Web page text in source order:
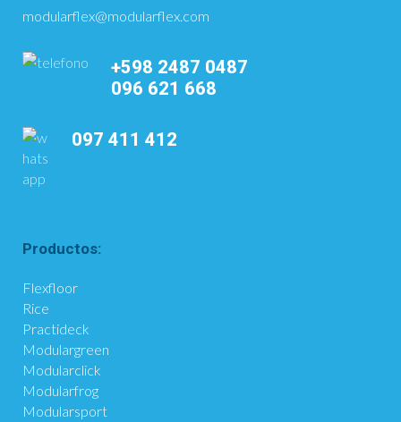
modularflex@modularflex.com
+598 2487 0487
096 621 668
097 411 412
Productos:
Flexfloor
Rice
Practideck
Modulargreen
Modularclick
Modularfrog
Modularsport